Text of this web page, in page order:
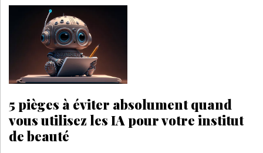
5 pièges à éviter absolument quand
vous utilisez les IA pour votre institut
de beauté